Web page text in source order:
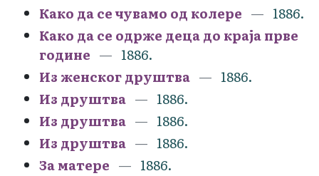
Како да се чувамо од колере
1886.
Како да се одрже деца до краја прве
године
1886.
Из женског друштва
1886.
Из друштва
1886.
Из друштва
1886.
Из друштва
1886.
За матере
1886.